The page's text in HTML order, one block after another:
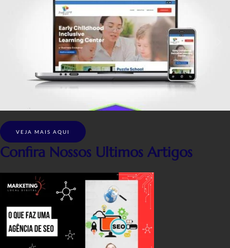
VEJA MAIS AQUI
Confira Nossos Ultimos Artigos